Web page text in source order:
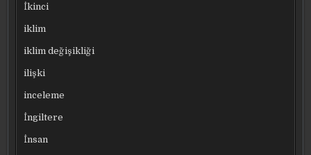
İkinci
iklim
iklim değişikliği
ilişki
inceleme
İngiltere
İnsan